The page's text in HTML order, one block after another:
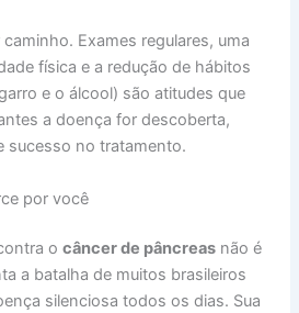
Exames regulares, uma
física e a redução de hábitos
e o álcool) são atitudes que
a doença for descoberta,
sucesso no tratamento.
por você
ocâncer de pâncreas não é
a batalha de muitos brasileiros
silenciosa todos os dias. Sua